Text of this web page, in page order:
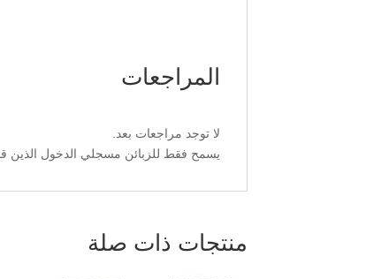
المراجعات
لا توجد مراجعات بعد.
يسمح فقط للزبائن مسجلي الدخول الذين
منتجات ذات صلة